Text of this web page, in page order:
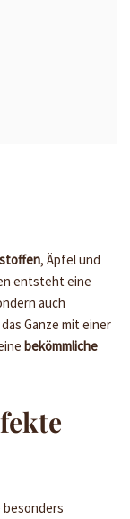
, Äpfel und
entsteht eine
auch
Ganze mit einer
bekömmliche